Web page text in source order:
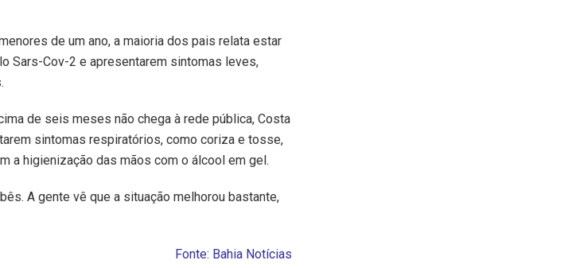
de um ano, a maioria dos pais relata estar
Sars-Cov-2 e apresentarem sintomas leves,
de seis meses não chega à rede pública, Costa
sintomas respiratórios, como coriza e tosse,
a higienização das mãos com o álcool em gel.
A gente vê que a situação melhorou bastante,
Fonte: Bahia Notícias